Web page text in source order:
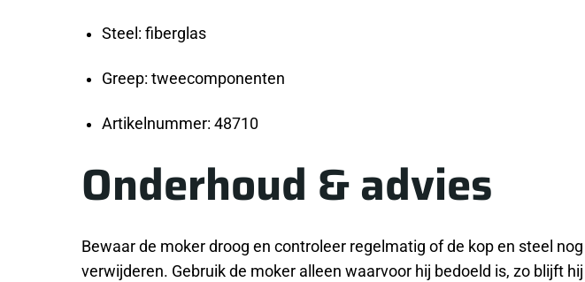
Steel: fiberglas
Greep: tweecomponenten
Artikelnummer: 48710
Onderhoud & advies
Bewaar de moker droog en controleer regelmatig of de kop en steel
verwijderen. Gebruik de moker alleen waarvoor hij bedoeld is, zo blijft